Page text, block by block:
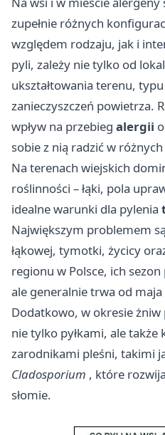
zupełnie różnych
względem rodzaju, jak i
pyli, zależy nie tylko od
ukształtowania terenu,
zanieczyszczeń powietrza.
wpływ na przebieg alergii
sobie z nią radzić w
Na terenach wiejskich
roślinności – łąki, pola
idealne warunki dla pylenia
Największym problemem
łąkowej, tymotki, życicy
regionu w Polsce, ich
ale generalnie trwa od
Dodatkowo, w okresie
nie tylko pyłkami, ale
zarodnikami pleśni, takimi
Cladosporium , które
słomie.